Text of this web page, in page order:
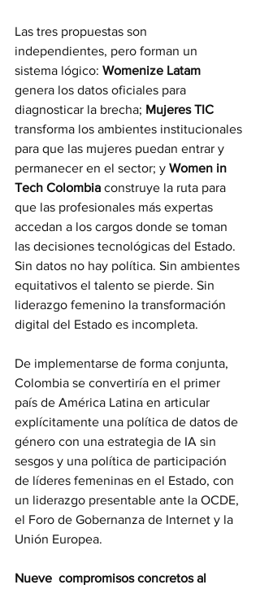
Las tres propuestas son
independientes, pero forman un
sistema lógico: Womenize Latam
genera los datos oficiales para
diagnosticar la brecha; Mujeres TIC
transforma los ambientes institucionales
para que las mujeres puedan entrar y
permanecer en el sector; y Women in
Tech Colombia construye la ruta para
que las profesionales más expertas
accedan a los cargos donde se toman
las decisiones tecnológicas del Estado.
Sin datos no hay política. Sin ambientes
equitativos el talento se pierde. Sin
liderazgo femenino la transformación
digital del Estado es incompleta.
De implementarse de forma conjunta,
Colombia se convertiría en el primer
país de América Latina en articular
explícitamente una política de datos de
género con una estrategia de IA sin
sesgos y una política de participación
de líderes femeninas en el Estado, con
un liderazgo presentable ante la OCDE,
el Foro de Gobernanza de Internet y la
Unión Europea.
Nueve  compromisos concretos al